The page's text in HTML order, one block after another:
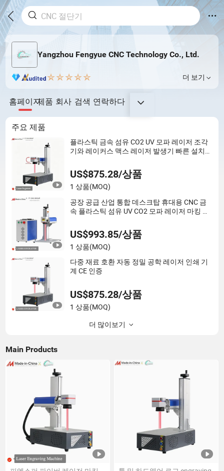
Yangzhou Fengyue CNC Technology Co., Ltd.
더 보기
홈페이지제품 회사 검색 연락하다
주요 제품
플라스틱 금속 섬유 CO2 UV 모파 레이저 조각
기와 레이커스 맥스 레이저 발생기 빠른 설치
US$875.28/상품
1 상품(MOQ)
공장 공급 산업 통합 데스크탑 휴대용 CNC 금
속 플라스틱 섬유 UV CO2 모파 레이저 마킹 인
US$993.85/상품
1 상품(MOQ)
다중 재료 호환 자동 정밀 공학 레이저 인쇄 기
계 CE 인증
US$875.28/상품
1 상품(MOQ)
더 많이보기
Main Products